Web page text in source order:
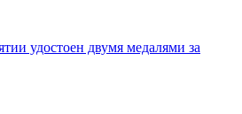
удостоен двумя медалями за